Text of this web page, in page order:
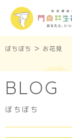
ぼちぼち > お花見
BLOG
ぼちぼち